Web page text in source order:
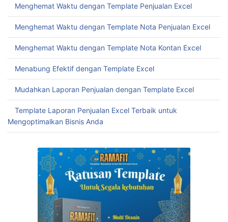
Menghemat Waktu dengan Template Penjualan Excel
Menghemat Waktu dengan Template Nota Penjualan Excel
Menghemat Waktu dengan Template Nota Kontan Excel
Menabung Efektif dengan Template Excel
Mudahkan Laporan Penjualan dengan Template Excel
Template Laporan Penjualan Excel Terbaik untuk
Mengoptimalkan Bisnis Anda